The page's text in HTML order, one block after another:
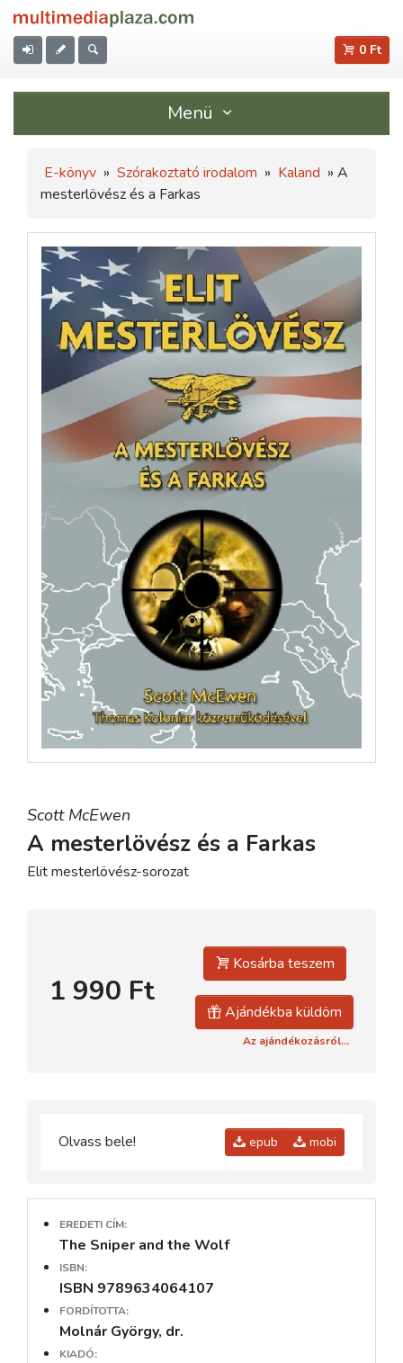
0 Ft
Menü
E-könyv » Szórakoztató irodalom » Kaland » A
mesterlövész és a Farkas
Scott McEwen
A mesterlövész és a Farkas
Elit mesterlövész-sorozat
1 990 Ft
Kosárba teszem
Ajándékba küldöm
Az ajándékozásról...
Olvass bele! epub mobi
EREDETI CÍM:
The Sniper and the Wolf
ISBN:
ISBN 9789634064107
FORDÍTOTTA:
Molnár György, dr.
KIADÓ: